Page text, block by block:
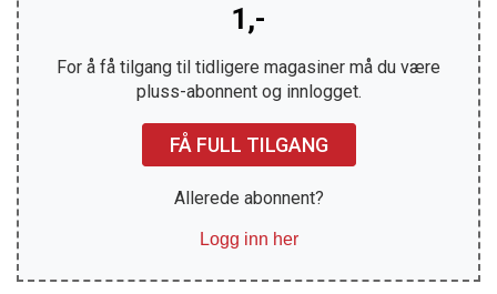
1,-
For å få tilgang til tidligere magasiner må du være
pluss-abonnent og innlogget.
FÅ FULL TILGANG
Allerede abonnent?
Logg inn her